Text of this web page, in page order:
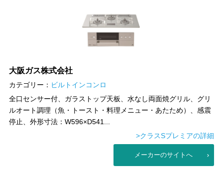
大阪ガス株式会社
カテゴリー： ビルトインコンロ
全口センサー付、ガラストップ天板、水なし両面焼グリル、グリ
ルオート調理（魚・トースト・料理メニュー・あたため）、感震
停止、外形寸法：W596×D541...
>クラスSプレミアの詳細
メーカーのサイトへ